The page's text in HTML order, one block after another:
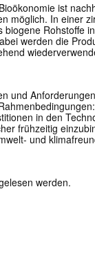
ist
möglich. In einer
Rohstoffe
werden die
und
in den
frühzeitig
und
werden.